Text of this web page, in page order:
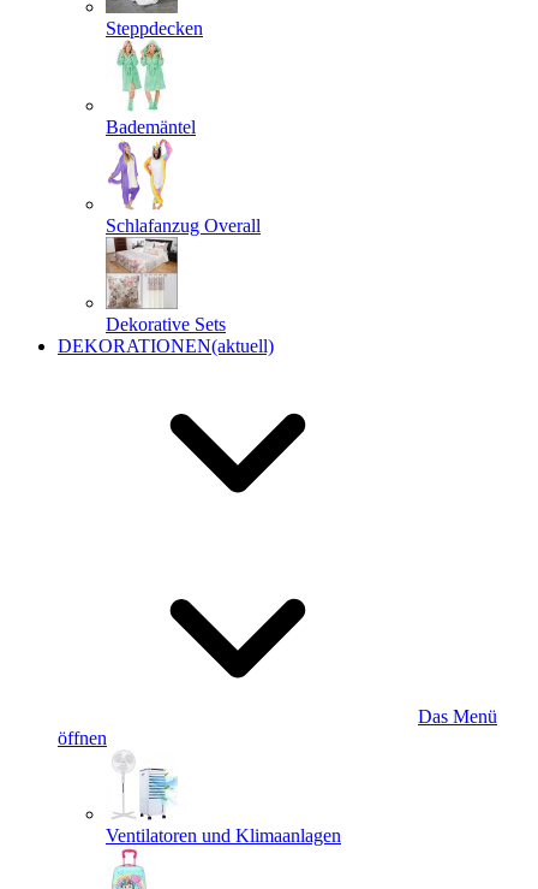
Steppdecken
Bademäntel
Schlafanzug Overall
Dekorative Sets
DEKORATIONEN(aktuell)
Das Menü
öffnen
Ventilatoren und Klimaanlagen